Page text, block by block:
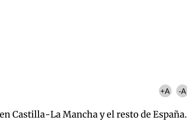
+A -A
Castilla-La Mancha y el resto de España.